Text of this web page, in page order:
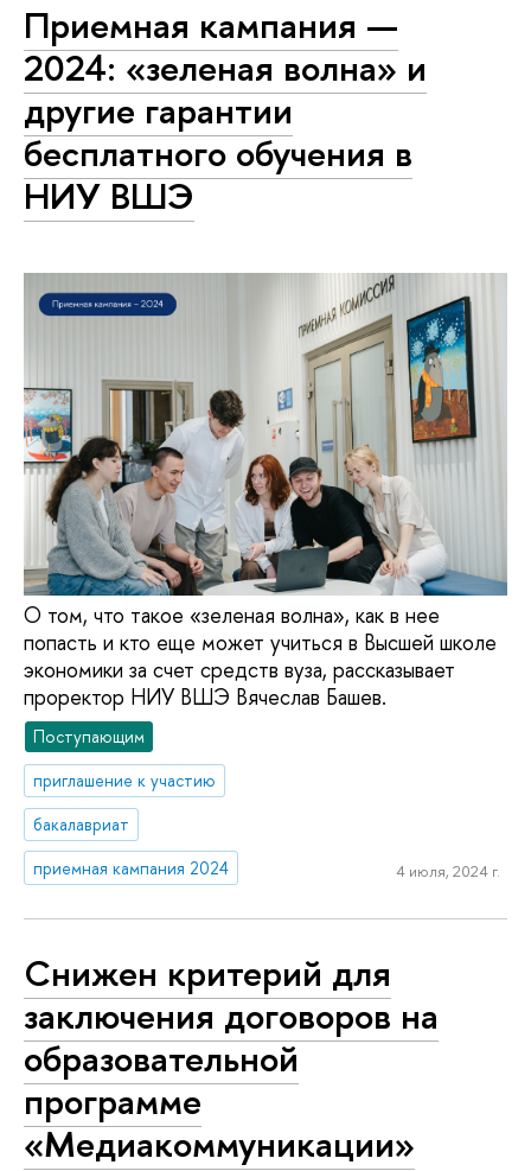
Приемная кампания —
2024: «зеленая волна» и
другие гарантии
бесплатного обучения в
НИУ ВШЭ
О том, что такое «зеленая волна», как в нее
попасть и кто еще может учиться в Высшей школе
экономики за счет средств вуза, рассказывает
проректор НИУ ВШЭ Вячеслав Башев.
Поступающим
приглашение к участию
бакалавриат
приемная кампания 2024
4 июля, 2024 г.
Снижен критерий для
заключения договоров на
образовательной
программе
«Медиакоммуникации»